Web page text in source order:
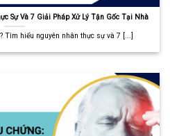
Sự Và 7 Giải Pháp Xử Lý Tận Gốc Tại Nhà
hiểu nguyên nhân thực sự và 7 [...]